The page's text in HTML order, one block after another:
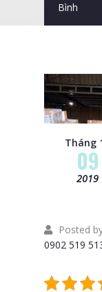
Bình
Tháng
09
2019
Posted
0902 519